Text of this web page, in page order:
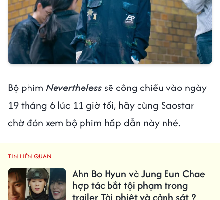
Bộ phim Nevertheless sẽ công chiếu vào ngày
19 tháng 6 lúc 11 giờ tối, hãy cùng Saostar
chờ đón xem bộ phim hấp dẫn này nhé.
TIN LIÊN QUAN
Ahn Bo Hyun và Jung Eun Chae
hợp tác bắt tội phạm trong
trailer Tài phiệt và cảnh sát 2